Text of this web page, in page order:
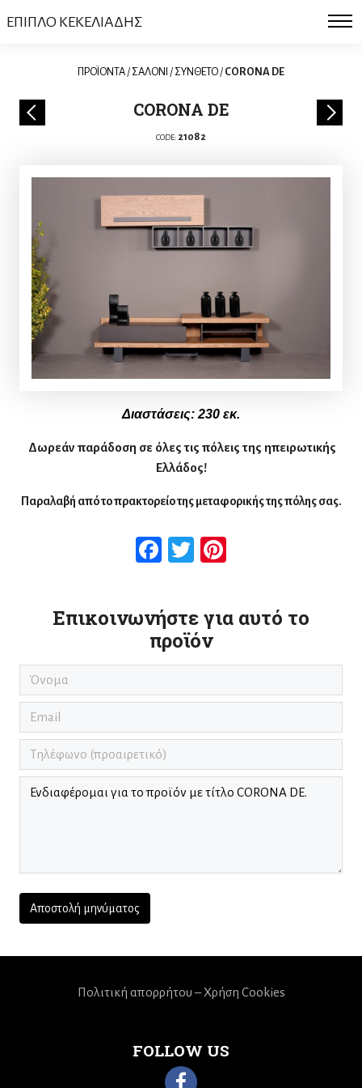
ΕΠΙΠΛΟ ΚΕΚΕΛΙΑΔΗΣ
ΠΡΟΪΟΝΤΑ / ΣΑΛΟΝΙ / ΣΥΝΘΕΤΟ / CORONA DE
CORONA DE
CODE: 21082
Διαστάσεις: 230 εκ.
Δωρεάν παράδοση σε όλες τις πόλεις της ηπειρωτικής
Ελλάδος!
Παραλαβή από το πρακτορείο της μεταφορικής της πόλης σας.
Facebook
Twitter
Επικοινωνήστε για αυτό το
προϊόν
FOLLOW US
Πολιτική απορρήτου – Χρήση Cookies